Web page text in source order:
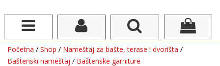
Početna / Shop / Nameštaj za bašte, terase i dvorišta /
Baštenski nameštaj / Baštenske garniture